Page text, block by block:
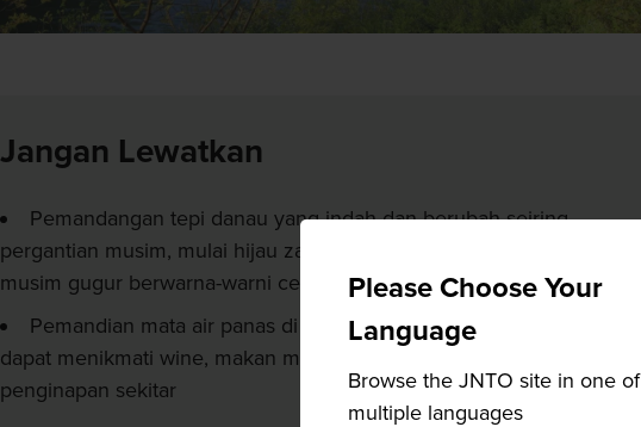
Please Choose Your
Language
Browse the JNTO site in one of
multiple languages
Jangan Lewatkan
Pemandangan tepi danau yang indah dan berubah seiring
pergantian musim, mulai hijau zamrud saat musim semi hingga
musim gugur berwarna-warni cerah
Pemandian mata air panas di Shogawa Onsenkyo, di mana Anda
dapat menikmati wine, makan malam, serta beristirahat di
penginapan sekitar